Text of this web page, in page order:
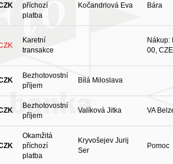
příchozí
platba
Kočandrlová Eva Bára
Karetní
transakce
Nákup:
00,
Bezhotovostní
příjem
Bílá Miloslava
Bezhotovostní
příjem
Valíková Jitka VA
Okamžitá
příchozí
platba
Kryvošejev Jurij
Ser
Pomoc